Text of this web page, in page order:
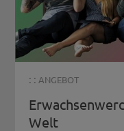
: : ANGEBOT
Welt